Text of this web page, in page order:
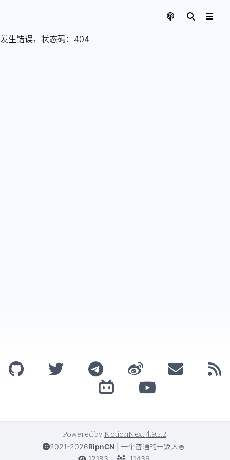
发生错误，状态码： 404
Powered by NotionNext4.9.5.2.
2021-2026RipnCN
一个普通的干饭人🍚